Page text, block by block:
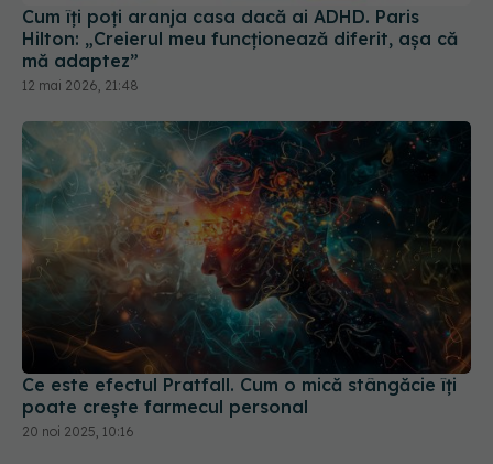
12 mai 2026, 21:48
Ce este efectul Pratfall. Cum o mică stângăcie îți
poate crește farmecul personal
20 noi 2025, 10:16